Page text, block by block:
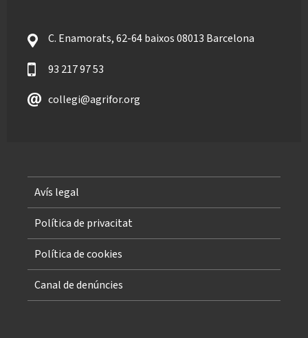
C. Enamorats, 62-64 baixos 08013 Barcelona
93 217 97 53
collegi@agrifor.org
Avís legal
Política de privacitat
Política de cookies
Canal de denúncies